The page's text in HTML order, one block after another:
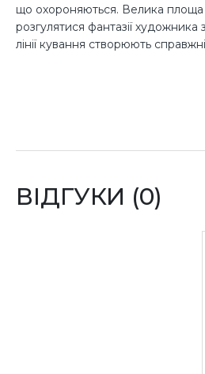
що охороняються. Велика площа
розгулятися фантазії
лінії кування створюють
ВІДГУКИ (0)